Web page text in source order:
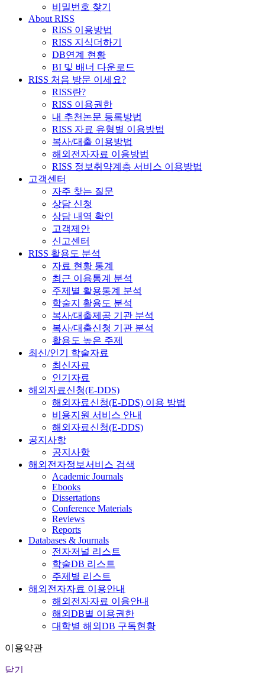
비밀번호 찾기
About RISS
RISS 이용방법
RISS 지식더하기
DB연계 현황
BI 및 배너 다운로드
RISS 처음 방문 이세요?
RISS란?
RISS 이용권한
내 추천논문 등록방법
RISS 자료 유형별 이용방법
복사/대출 이용방법
해외전자자료 이용방법
RISS 정보취약계층 서비스 이용방법
고객센터
자주 찾는 질문
상담 신청
상담 내역 확인
고객제안
신고센터
RISS 활용도 분석
자료 현황 통계
최근 이용통계 분석
주제별 활용통계 분석
학술지 활용도 분석
복사/대출제공 기관 분석
복사/대출신청 기관 분석
활용도 높은 주제
최신/인기 학술자료
최신자료
인기자료
해외자료신청(E-DDS)
해외자료신청(E-DDS) 이용 방법
비용지원 서비스 안내
해외자료신청(E-DDS)
공지사항
공지사항
해외전자정보서비스 검색
Academic Journals
Ebooks
Dissertations
Conference Materials
Reviews
Reports
Databases & Journals
전자저널 리스트
학술DB 리스트
주제별 리스트
해외전자자료 이용안내
해외전자자료 이용안내
해외DB별 이용권한
대학별 해외DB 구독현황
이용약관
닫기